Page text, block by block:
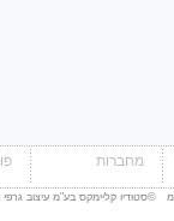
מחברות
סטודיו קליימקס בע"מ עיצוב גרפי